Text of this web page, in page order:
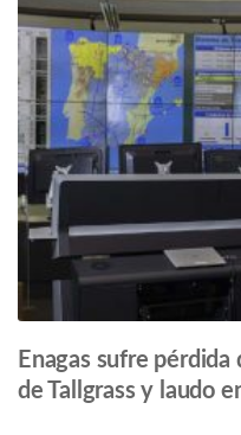
Enagas sufre
de Tallgrass y laudo